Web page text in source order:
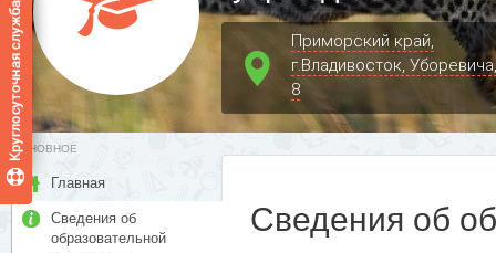
Приморский край,
г.Владивосток, Уборевича,
8
ОСНОВНОЕ
Главная
Сведения об
образовательной
Сведения об